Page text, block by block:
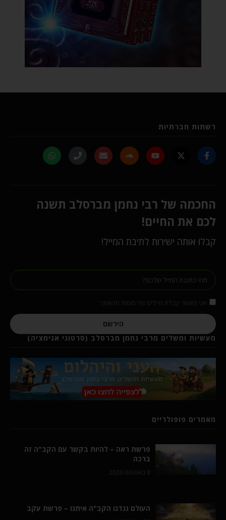
רשתות חברתיות
החכמה של רבי נחמן מברסלב תשנה
לכם את החיים!
קבלו אותה ישירות לתיבת המייל!
הירשם
מעשיות ומשלים מרבי נחמן מברסלב (סרטוני אנימציה)
מאמרים פופולריים
פרשת ראה – להיות בקשר עם הקב"ה זה
ברכה
6 באוגוסט 2026
העולם נגדנו הקב"ה איתנו – פרשת עקב